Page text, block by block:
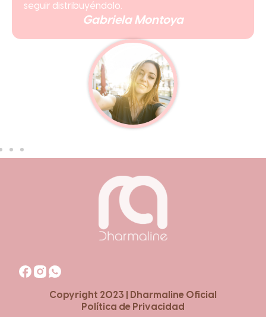
Copyright 2023 | Dharmaline Oficial
Política de Privacidad